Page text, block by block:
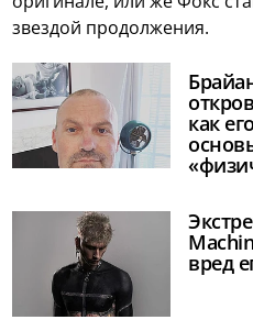
звездой продолжения.
как
вред